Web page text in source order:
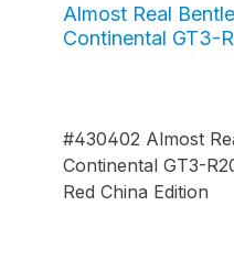
Almost Real
Continental GT3-
#430402 Almost
Continental GT3-
Red China Edition